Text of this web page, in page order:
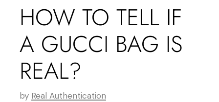
HOW TO TELL IF
A GUCCI BAG IS
REAL?
by Real Authentication